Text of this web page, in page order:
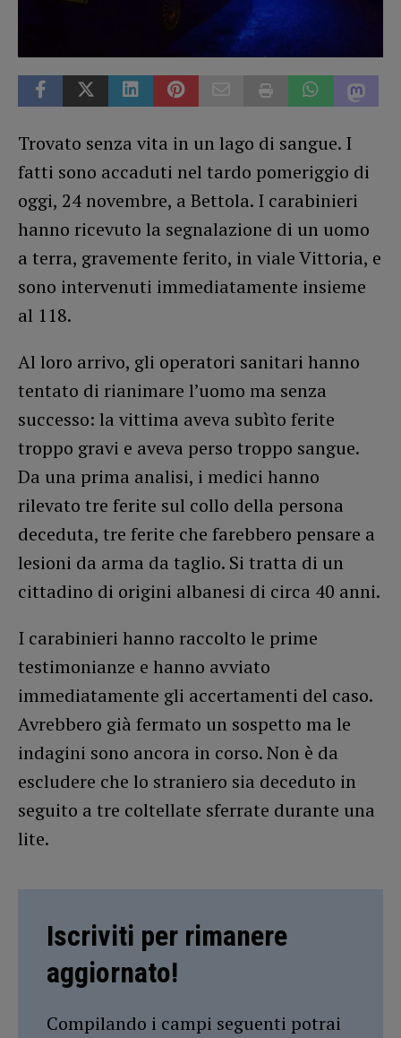
Trovato senza vita in un lago di sangue. I
fatti sono accaduti nel tardo pomeriggio di
oggi, 24 novembre, a Bettola. I carabinieri
hanno ricevuto la segnalazione di un uomo
a terra, gravemente ferito, in viale Vittoria, e
sono intervenuti immediatamente insieme
al 118.
Al loro arrivo, gli operatori sanitari hanno
tentato di rianimare l’uomo ma senza
successo: la vittima aveva subìto ferite
troppo gravi e aveva perso troppo sangue.
Da una prima analisi, i medici hanno
rilevato tre ferite sul collo della persona
deceduta, tre ferite che farebbero pensare a
lesioni da arma da taglio. Si tratta di un
cittadino di origini albanesi di circa 40 anni.
I carabinieri hanno raccolto le prime
testimonianze e hanno avviato
immediatamente gli accertamenti del caso.
Avrebbero già fermato un sospetto ma le
indagini sono ancora in corso. Non è da
escludere che lo straniero sia deceduto in
seguito a tre coltellate sferrate durante una
lite.
Iscriviti per rimanere
aggiornato!
Compilando i campi seguenti potrai